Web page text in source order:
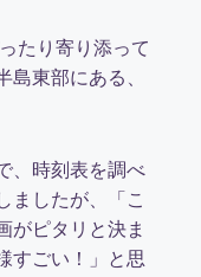
たり寄り添って
東部にある、
、時刻表を調べ
ましたが、「こ
がピタリと決ま
すごい！」と思